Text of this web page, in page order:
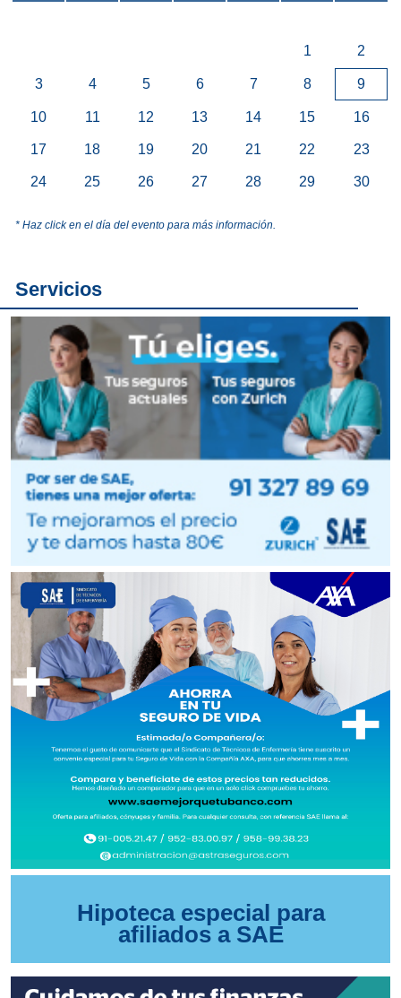
1 2
3 4 5 6 7 8 9
10 11 12 13 14 15 16
17 18 19 20 21 22 23
24 25 26 27 28 29 30
* Haz click en el día del evento para más información.
Servicios
Hipoteca especial para
afiliados a SAE